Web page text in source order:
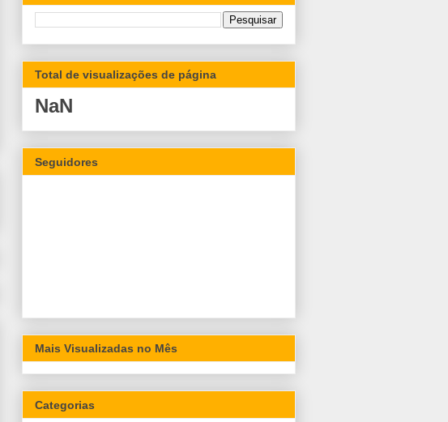
Total de visualizações de página
NaN
Seguidores
Mais Visualizadas no Mês
Categorias